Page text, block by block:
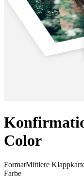
Color
FormatMittlere
Farbe